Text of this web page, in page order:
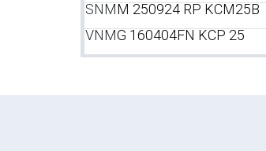
SNMM 250924 RP KCM25B
VNMG 160404FN KCP 25